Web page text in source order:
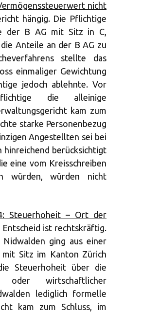
nicht
hängig. Die Pflichtige
der B AG mit Sitz in C,
Anteile an der B AG zu
stellte das
einmaliger Gewichtung
jedoch ablehnte. Vor
die alleinige
kam zum
starke Personenbezug
Angestellten sei bei
berücksichtigt
eine vom Kreisschreiben
würden, würden nicht
Steuerhoheit – Ort der
Entscheid ist rechtskräftig.
ging aus einer
Sitz im Kanton Zürich
Steuerhoheit über die
oder wirtschaftlicher
lediglich formelle
kam zum Schluss, im